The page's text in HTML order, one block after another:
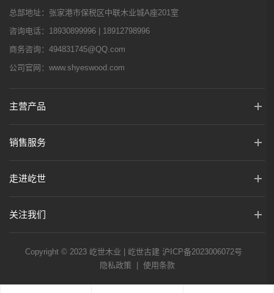
总部地址： 张家港市保税区中联木业城A座201室
咨询电话： 18930899996 | 18912798996
商务咨询： 494831745@QQ.com
公司官网： www.shyeswood.com
主营产品
销售服务
走进屹世
关注我们
Copyright © 2023 屹世木业 | 屹世古建 沪ICP备2023006072号
隐私政策 | 使用条款